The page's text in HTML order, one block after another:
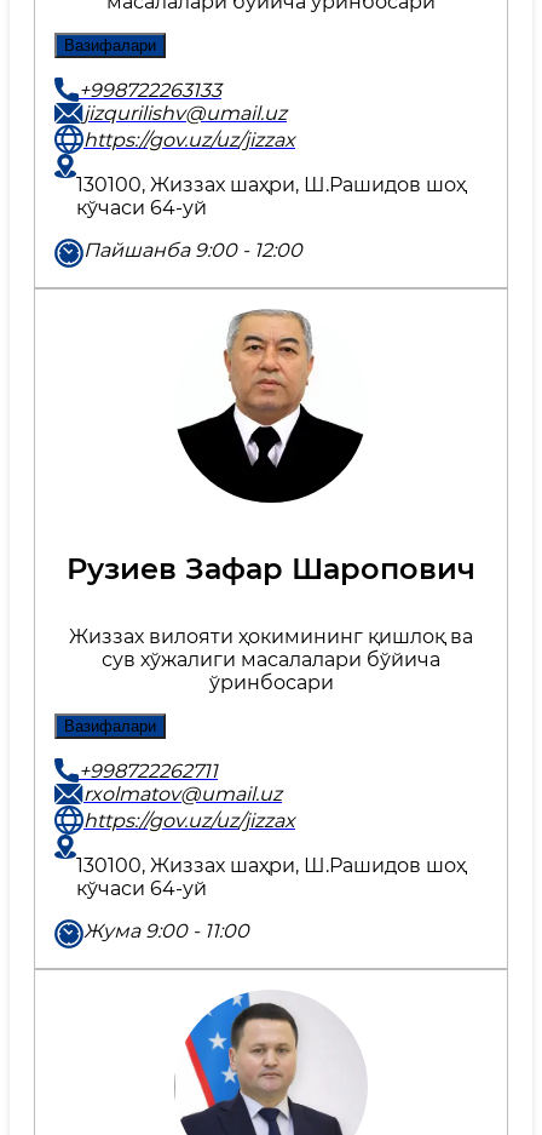
Вазифалари
+998722263133
jizqurilishv@umail.uz
https://gov.uz/uz/jizzax
130100, Жиззах шаҳри, Ш.Рашидов шоҳ
кўчаси 64-уй
Пайшанба 9:00 - 12:00
Рузиев Зафар Шаропович
Жиззах вилояти ҳокимининг қишлоқ ва
сув хўжалиги масалалари бўйича
ўринбосари
Вазифалари
+998722262711
rxolmatov@umail.uz
https://gov.uz/uz/jizzax
130100, Жиззах шаҳри, Ш.Рашидов шоҳ
кўчаси 64-уй
Жума 9:00 - 11:00